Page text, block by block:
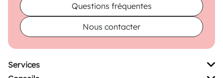
Questions fréquentes
Nous contacter
Services